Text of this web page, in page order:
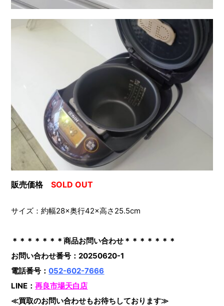
販売価格SOLD OUT
サイズ：約幅28×奥行42×高さ25.5cm
＊＊＊＊＊＊＊商品お問い合わせ＊＊＊＊＊＊＊
お問い合わせ番号：20250620-1
電話番号：052-602-7666
LINE：再良市場天白店
≪買取のお問い合わせもお待ちしております≫